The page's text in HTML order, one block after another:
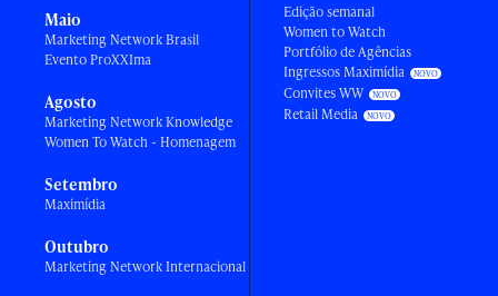
Maio
Marketing Network Brasil
Evento ProXXIma
Agosto
Marketing Network Knowledge
Women To Watch - Homenagem
Setembro
Maximídia
Outubro
Marketing Network Internacional
Edição semanal
Women to Watch
Portfólio de Agências
Ingressos Maximídia
Convites WW
Retail Media